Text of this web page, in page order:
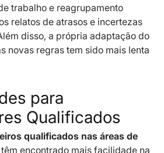
trabalho e reagrupamento
relatos de atrasos e incertezas
disso, a própria adaptação do
novas regras tem sido mais lenta
para
Qualificados
qualificados nas áreas de
têm encontrado mais facilidade na